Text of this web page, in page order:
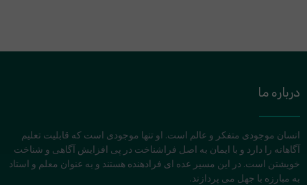
درباره ما
انسان موجودی متفکر و عالم است. او تنها موجودی است که قابلیت تعلیم
آگاهانه را دارد و با ایمان به اصل فراشناخت در پی افزایش آگاهی و شناخت
خویشتن است. در این مسیر عده ای فرادهنده هستند و به عنوان معلم و استاد
به مبارزه با جهل می پردازند.